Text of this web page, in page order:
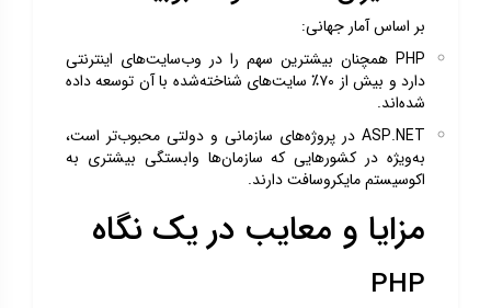
بر اساس آمار جهانی:
PHP همچنان بیشترین سهم را در وب‌سایت‌های اینترنتی
دارد و بیش از ۷۰٪ سایت‌های شناخته‌شده با آن توسعه داده
شده‌اند.
ASP.NET در پروژه‌های سازمانی و دولتی محبوب‌تر است،
به‌ویژه در کشورهایی که سازمان‌ها وابستگی بیشتری به
اکوسیستم مایکروسافت دارند.
مزایا و معایب در یک نگاه
PHP